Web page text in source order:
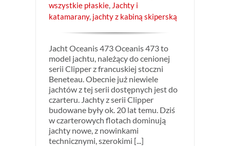
wszystkie płaskie, Jachty i
katamarany, jachty z kabiną skiperską
Jacht Oceanis 473 Oceanis 473 to
model jachtu, należący do cenionej
serii Clipper z francuskiej stoczni
Beneteau. Obecnie już niewiele
jachtów z tej serii dostępnych jest do
czarteru. Jachty z serii Clipper
budowane były ok. 20 lat temu. Dziś
w czarterowych flotach dominują
jachty nowe, z nowinkami
technicznymi, szerokimi [...]